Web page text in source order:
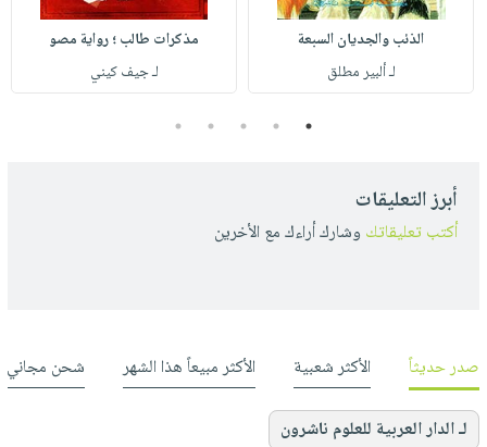
الذئب والجديان السبعة
لـ ألبير مطلق
مذكرات طالب ؛ رواية مصو
لـ جيف كيني
1
2
3
4
5
أبرز التعليقات
أكتب تعليقاتك وشارك أراءك مع الأخرين
صدر حديثاً الأكثر شعبية الأكثر مبيعاً هذا الشهر شحن مجاني
لـ الدار العربية للعلوم ناشرون